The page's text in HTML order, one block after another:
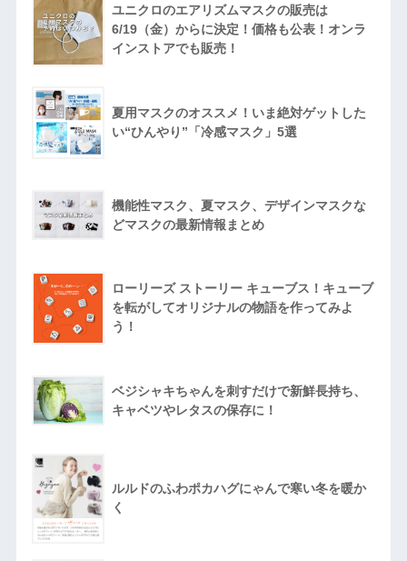
ユニクロのエアリズムマスクの販売は
6/19（金）からに決定！価格も公表！オンラ
インストアでも販売！
夏用マスクのオススメ！いま絶対ゲットした
い“ひんやり”「冷感マスク」5選
機能性マスク、夏マスク、デザインマスクな
どマスクの最新情報まとめ
ローリーズ ストーリー キューブス！キューブ
を転がしてオリジナルの物語を作ってみよ
う！
ベジシャキちゃんを刺すだけで新鮮長持ち、
キャベツやレタスの保存に！
ルルドのふわポカハグにゃんで寒い冬を暖か
く